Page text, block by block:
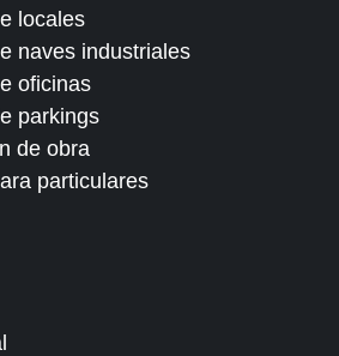
locales
naves industriales
oficinas
parkings
de obra
particulares